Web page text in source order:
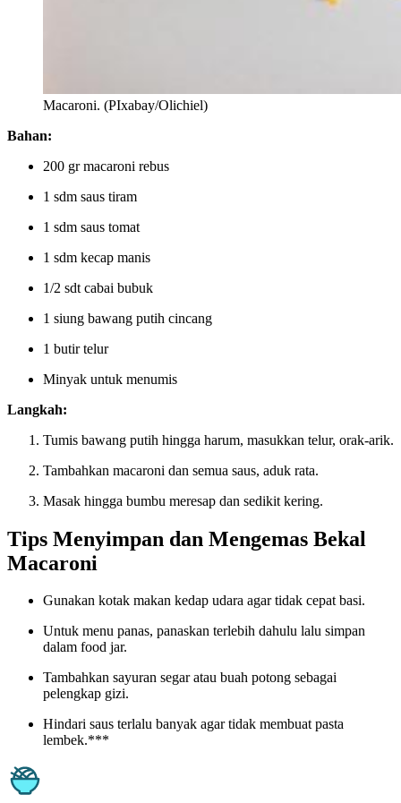
Macaroni. (PIxabay/Olichiel)
Bahan:
200 gr macaroni rebus
1 sdm saus tiram
1 sdm saus tomat
1 sdm kecap manis
1/2 sdt cabai bubuk
1 siung bawang putih cincang
1 butir telur
Minyak untuk menumis
Langkah:
Tumis bawang putih hingga harum, masukkan telur, orak-arik.
Tambahkan macaroni dan semua saus, aduk rata.
Masak hingga bumbu meresap dan sedikit kering.
Tips Menyimpan dan Mengemas Bekal
Macaroni
Gunakan kotak makan kedap udara agar tidak cepat basi.
Untuk menu panas, panaskan terlebih dahulu lalu simpan
dalam food jar.
Tambahkan sayuran segar atau buah potong sebagai
pelengkap gizi.
Hindari saus terlalu banyak agar tidak membuat pasta
lembek.***